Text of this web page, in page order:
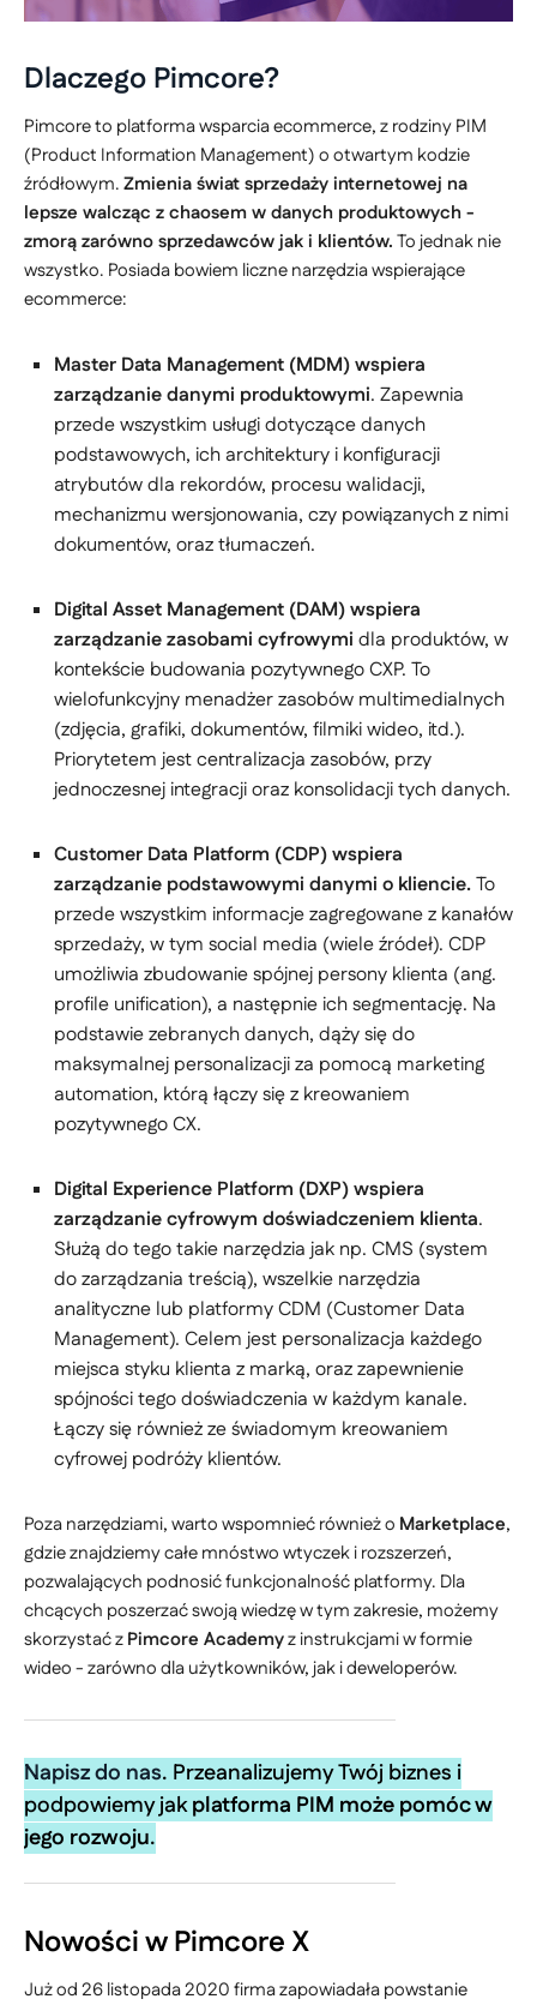
Dlaczego Pimcore?
Pimcore to platforma wsparcia ecommerce, z rodziny PIM
(Product Information Management) o otwartym kodzie
źródłowym.Zmienia świat sprzedaży internetowej na
lepsze walcząc z chaosem w danych produktowych -
zmorą zarówno sprzedawców jak i klientów.To jednak nie
wszystko. Posiada bowiem liczne narzędzia wspierające
ecommerce:
Master Data Management (MDM) wspiera
zarządzanie danymi produktowymi. Zapewnia
przede wszystkim usługi dotyczące danych
podstawowych, ich architektury i konfiguracji
atrybutów dla rekordów, procesu walidacji,
mechanizmu wersjonowania, czy powiązanych z nimi
dokumentów, oraz tłumaczeń.
Digital Asset Management (DAM) wspiera
zarządzanie zasobami cyfrowymi dla produktów, w
kontekście budowania pozytywnego CXP. To
wielofunkcyjny menadżer zasobów multimedialnych
(zdjęcia, grafiki, dokumentów, filmiki wideo, itd.).
Priorytetem jest centralizacja zasobów, przy
jednoczesnej integracji oraz konsolidacji tych danych.
Customer Data Platform (CDP) wspiera
zarządzanie podstawowymi danymi o kliencie.To
przede wszystkim informacje zagregowane z kanałów
sprzedaży, w tym social media (wiele źródeł). CDP
umożliwia zbudowanie spójnej persony klienta (ang.
profile unification), a następnie ich segmentację. Na
podstawie zebranych danych, dąży się do
maksymalnej personalizacji za pomocą marketing
automation, którą łączy się z kreowaniem
pozytywnego CX.
Digital Experience Platform (DXP) wspiera
zarządzanie cyfrowym doświadczeniem klienta.
Służą do tego takie narzędzia jak np. CMS (system
do zarządzania treścią), wszelkie narzędzia
analityczne lub platformy CDM (Customer Data
Management). Celem jest personalizacja każdego
miejsca styku klienta z marką, oraz zapewnienie
spójności tego doświadczenia w każdym kanale.
Łączy się również ze świadomym kreowaniem
cyfrowej podróży klientów.
Poza narzędziami, warto wspomnieć również o Marketplace,
gdzie znajdziemy całe mnóstwo wtyczek i rozszerzeń,
pozwalających podnosić funkcjonalność platformy. Dla
chcących poszerzać swoją wiedzę w tym zakresie, możemy
skorzystać zPimcore Academyz instrukcjami w formie
wideo - zarówno dla użytkowników, jak i deweloperów.
Napisz do nas. Przeanalizujemy Twój biznes i
podpowiemy jakplatforma PIM może pomóc w
jego rozwoju.
Nowości w Pimcore X
Już od 26 listopada 2020 firma zapowiadała powstanie